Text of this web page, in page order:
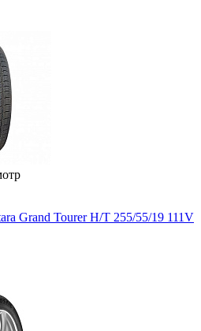
Grand Tourer H/T 255/55/19 111V